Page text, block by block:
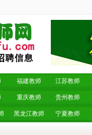
福建教师 江苏教师
重庆教师 贵州教师
黑龙江教师 宁夏教师